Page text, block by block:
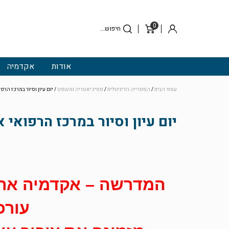
0
סל
התחבר
אודות אקדמיה
עמוד הבית/ הספרייה הדיגיטלית/ פסיכיאטריה ומשפט / יום עיון וסיור במרכז הרפואי
יום עיון וסיור במרכז הרפואי
המדרשה – אקדמיה